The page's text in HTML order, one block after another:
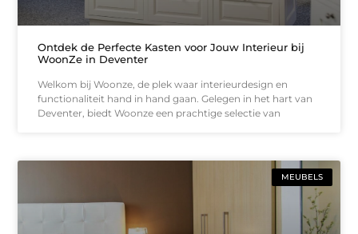
Ontdek de Perfecte Kasten voor Jouw Interieur bij
WoonZe in Deventer
Welkom bij Woonze, de plek waar interieurdesign en
functionaliteit hand in hand gaan. Gelegen in het hart van
Deventer, biedt Woonze een prachtige selectie van
MEUBELS